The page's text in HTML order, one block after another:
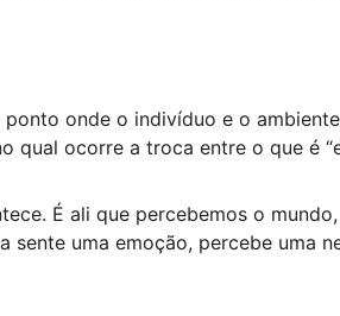
onde o indivíduo e o
ocorre a troca entre o que é
É ali que percebemos o
uma emoção, percebe uma